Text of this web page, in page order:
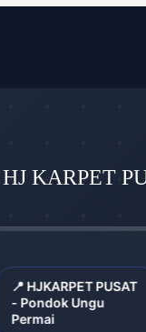
KARPET
📍 HJKARPET PUSAT
- Pondok Ungu
Permai